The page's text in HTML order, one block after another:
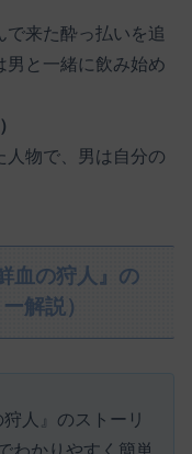
で来た酔っ払いを追
男と一緒に飲み始め
人物で、男は自分の
血の狩人』の
解説）
人』のストーリ
わかりやすく簡単